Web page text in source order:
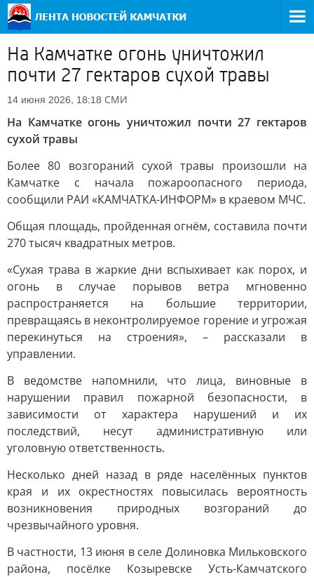
На Камчатке огонь уничтожил
почти 27 гектаров сухой травы
14 июня 2026, 18:18 СМИ
На Камчатке огонь уничтожил почти 27 гектаров
сухой травы
Более 80 возгораний сухой травы произошли на
Камчатке с начала пожароопасного периода,
сообщили РАИ «КАМЧАТКА-ИНФОРМ» в краевом МЧС.
Общая площадь, пройденная огнём, составила почти
270 тысяч квадратных метров.
«Сухая трава в жаркие дни вспыхивает как порох, и
огонь в случае порывов ветра мгновенно
распространяется на большие территории,
превращаясь в неконтролируемое горение и угрожая
перекинуться на строения», – рассказали в
управлении.
В ведомстве напомнили, что лица, виновные в
нарушении правил пожарной безопасности, в
зависимости от характера нарушений и их
последствий, несут административную или
уголовную ответственность.
Несколько дней назад в ряде населённых пунктов
края и их окрестностях повысилась вероятность
возникновения природных возгораний до
чрезвычайного уровня.
В частности, 13 июня в селе Долиновка Мильковского
района, посёлке Козыревске Усть-Камчатского